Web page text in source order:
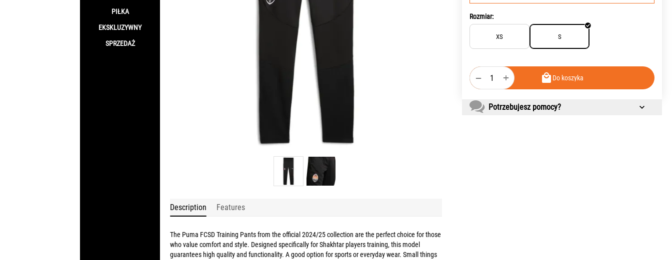
PIŁKA
EKSKLUZYWNY
SPRZEDAŻ
Rozmiar:
XS S
+
− Do koszyka
Potrzebujesz pomocy?
Description Features
The Puma FCSD Training Pants from the official 2024/25 collection are the perfect choice for those
who value comfort and style. Designed specifically for Shakhtar players training, this model
guarantees high quality and functionality. A good option for sports or everyday wear. Small things